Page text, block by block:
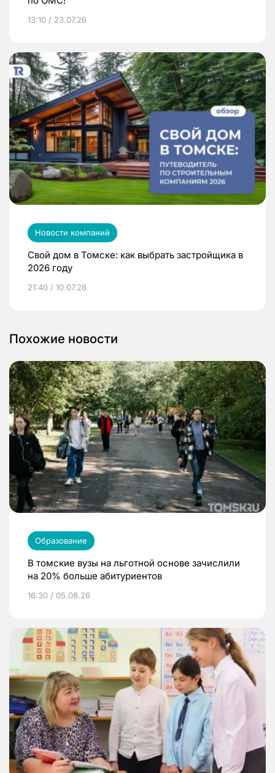
13:10 / 23.07.26
Новости компаний
Свой дом в Томске: как выбрать застройщика в
2026 году
21:40 / 10.07.26
Похожие новости
Образование
В томские вузы на льготной основе зачислили
на 20% больше абитуриентов
16:30 / 05.08.26